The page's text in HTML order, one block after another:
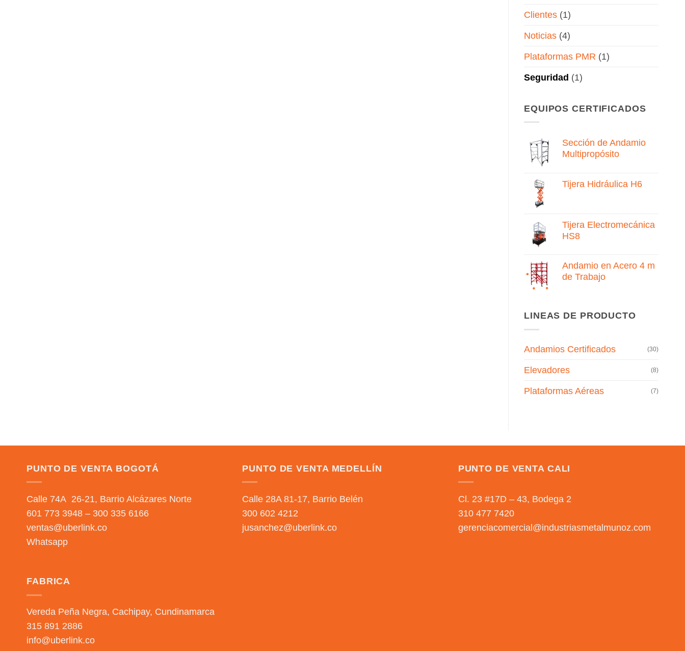
Clientes (1)
Noticias (4)
Plataformas PMR (1)
Seguridad (1)
EQUIPOS CERTIFICADOS
Sección de Andamio
Multipropósito
Tijera Hidráulica H6
Tijera Electromecánica
HS8
Andamio en Acero 4 m
de Trabajo
LINEAS DE PRODUCTO
Andamios Certificados (30)
Elevadores (8)
Plataformas Aéreas (7)
PUNTO DE VENTA BOGOTÁ
Calle 74A 26-21, Barrio Alcázares Norte
601 773 3948 – 300 335 6166
ventas@uberlink.co
Whatsapp
PUNTO DE VENTA MEDELLÍN
Calle 28A 81-17, Barrio Belén
300 602 4212
jusanchez@uberlink.co
PUNTO DE VENTA CALI
Cl. 23 #17D – 43, Bodega 2
310 477 7420
gerenciacomercial@industriasmetalmunoz.com
FABRICA
Vereda Peña Negra, Cachipay, Cundinamarca
315 891 2886
info@uberlink.co